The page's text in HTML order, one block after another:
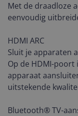
Met de draadloze
eenvoudig
HDMI ARC
Sluit je apparaten
Op de HDMI-poort
apparaat
uitstekende
Bluetooth® TV-